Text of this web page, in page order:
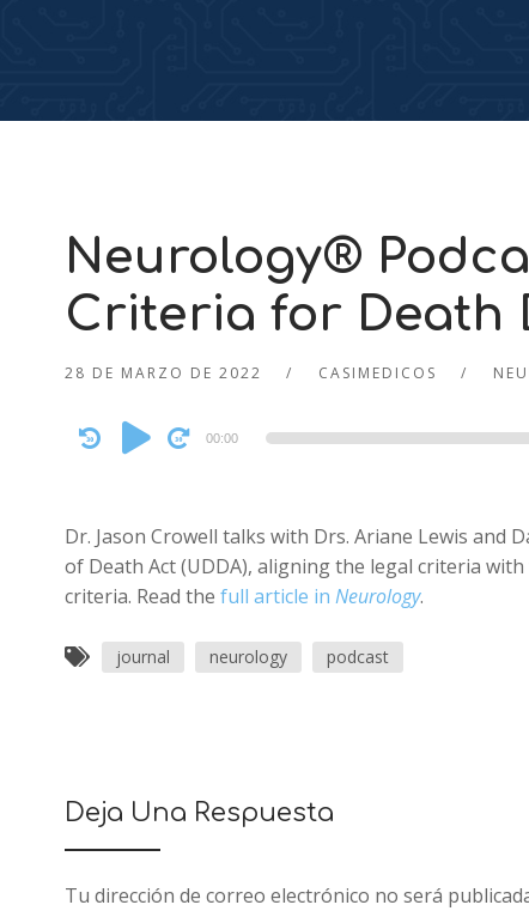
Neurology®
Criteria for Death
28 DE MARZO DE 2022 CASIMEDICOS
Audio
Player
00:00
Dr. Jason Crowell talks with Drs. Ariane Lewis
of Death Act (UDDA), aligning the legal criteria
criteria. Read the full article in Neurology.
journal neurology podcast
Deja Una Respuesta
Tu dirección de correo electrónico no será